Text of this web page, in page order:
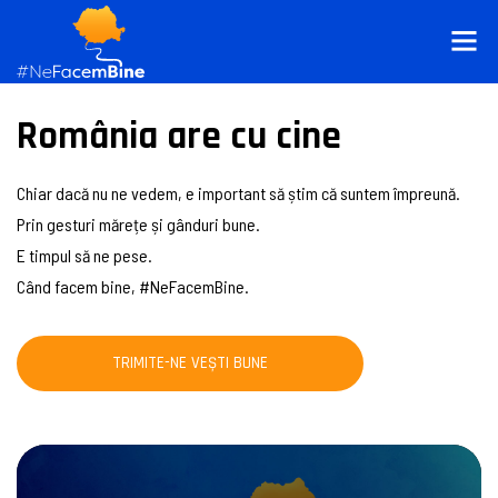
România are cu cine
Chiar dacă nu ne vedem, e important să știm că suntem împreună.
Prin gesturi mărețe și gânduri bune.
E timpul să ne pese.
Când facem bine, #NeFacemBine.
TRIMITE-NE VEȘTI BUNE